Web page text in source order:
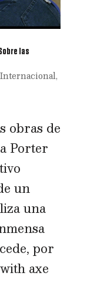
las
,
obras de
Porter
un
una
por
axe